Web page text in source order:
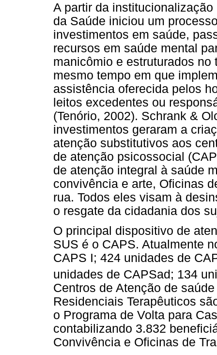
A partir da
da Saúde iniciou um
investimentos em saúde,
recursos em saúde mental
manicômio e estruturados
mesmo tempo em que
assistência oferecida pelos
leitos excedentes ou
(Tenório, 2002). Schrank &
investimentos geraram a
atenção substitutivos aos
de atenção psicossocial
de atenção integral à saúde
convivência e arte, Oficinas
rua. Todos eles visam à
o resgate da cidadania dos
O principal dispositivo de
SUS é o CAPS. Atualmente
CAPS I; 424 unidades de
unidades de CAPSad; 134
Centros de Atenção de
Residenciais Terapêuticos
o Programa de Volta para
contabilizando 3.832
Convivência e Oficinas de